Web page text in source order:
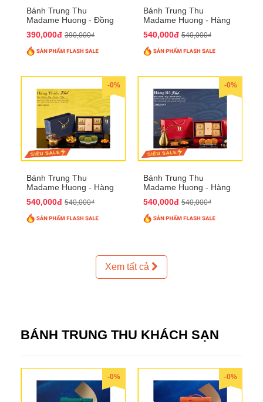
Bánh Trung Thu
Madame Huong - Đồng
390,000đ 390,000₫
Bánh Trung Thu
Madame Huong - Hàng
540,000đ 540,000₫
-0%
Bánh Trung Thu
Madame Huong - Hàng
540,000đ 540,000₫
-0%
Bánh Trung Thu
Madame Huong - Hàng
540,000đ 540,000₫
Xem tất cả
BÁNH TRUNG THU KHÁCH SẠN
-0% -0%